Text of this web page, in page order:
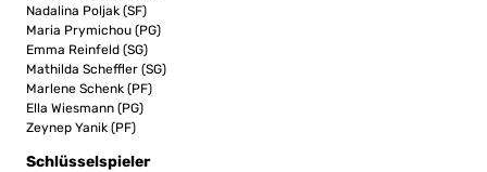
Nadalina Poljak (SF)
Maria Prymichou (PG)
Emma Reinfeld (SG)
Mathilda Scheffler (SG)
Marlene Schenk (PF)
Ella Wiesmann (PG)
Zeynep Yanik (PF)
Schlüsselspieler